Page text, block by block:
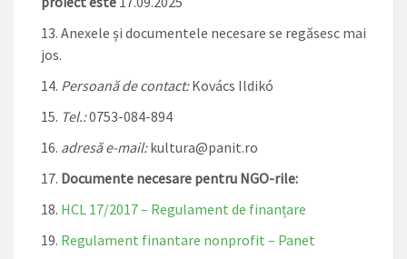
Anexele și documentele necesare se regăsesc mai
jos.
Persoană de contact:Kovács Ildikó
Tel.:0753-084-894
adresă e-mail:kultura@panit.ro
Documente necesare pentru NGO-rile:
HCL 17/2017 – Regulament de finanțare
Regulament finantare nonprofit – Panet